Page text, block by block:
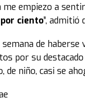
me empiezo a
ciento”, admitió
semana de
por su
de niño, casi se